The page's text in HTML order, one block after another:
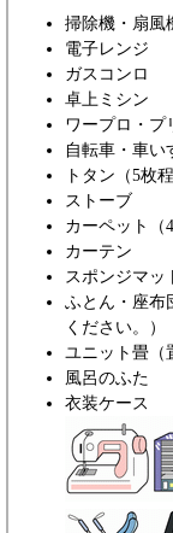
掃除機・扇風
電子レンジ
ガスコンロ
卓上ミシン
ワープロ・プ
自転車・車い
トタン（5枚
ストーブ
カーペット（
カーテン
スポンジマッ
ふとん・座布
ください。）
ユニット畳（
風呂のふた
衣装ケース